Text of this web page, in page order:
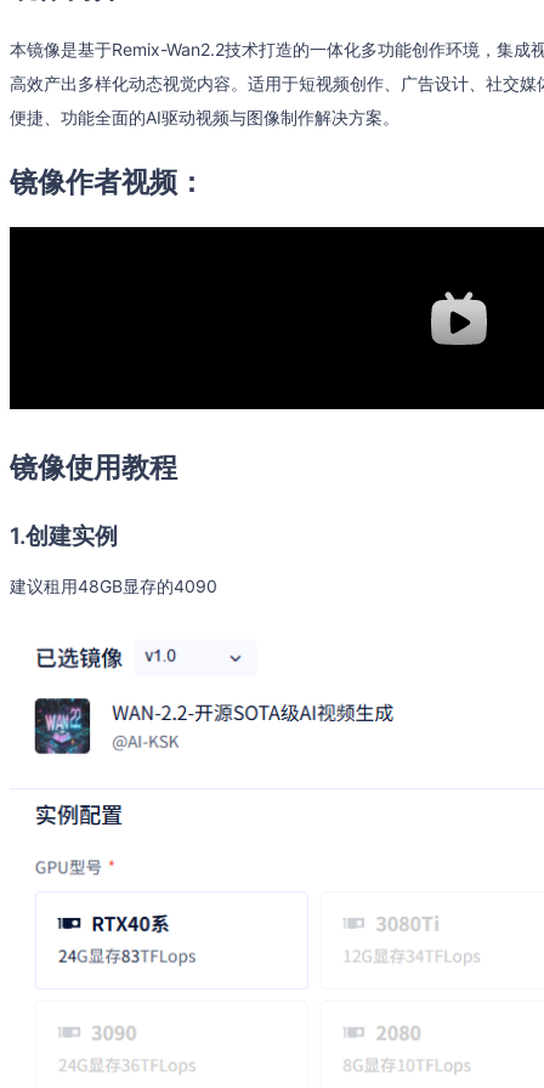
本镜像是基于Remix-Wan2.2技术打造的一体化多功能创作环境，集成
高效产出多样化动态视觉内容。适用于短视频创作、广告设计、社交
便捷、功能全面的AI驱动视频与图像制作解决方案。
镜像作者视频：
镜像使用教程
1.创建实例
建议租用48GB显存的4090